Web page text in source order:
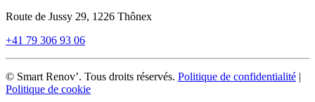
Route de Jussy 29, 1226 Thônex
+41 79 306 93 06
© Smart Renov’. Tous droits réservés. Politique de confidentialité |
Politique de cookie